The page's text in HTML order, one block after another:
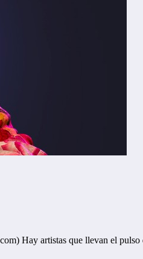
Hay artistas que llevan el